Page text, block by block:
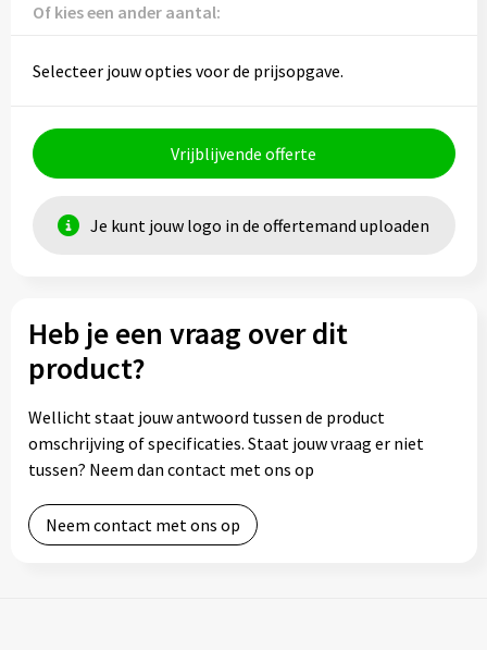
Of kies een ander aantal:
Selecteer jouw opties voor de prijsopgave.
Vrijblijvende offerte
Je kunt jouw logo in de offertemand uploaden
Heb je een vraag over dit
product?
Wellicht staat jouw antwoord tussen de product
omschrijving of specificaties. Staat jouw vraag er niet
tussen? Neem dan contact met ons op
Neem contact met ons op